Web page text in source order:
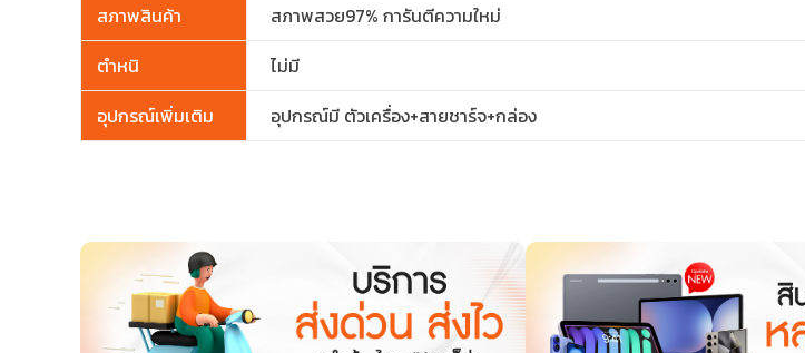
สภาพสินค้า
สภาพสวย97% การันตีความใหม่
ตำหนิ
ไม่มี
อุปกรณ์เพิ่มเติม
อุปกรณ์มี ตัวเครื่อง+สายชาร์จ+กล่อง